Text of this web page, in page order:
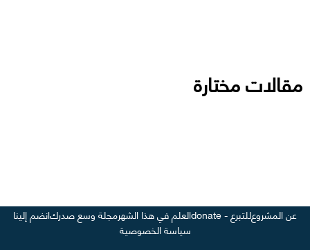
مقالات مختارة
عن المشروعللتبرع - donate العلم في هذا الشهرمجلة وسع صدركانضم إلينا
سياسة الخصوصية